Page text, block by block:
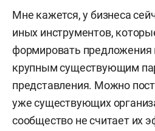
Мне кажется, у бизнеса
иных инструментов,
формировать предложения
крупным существующим
представления. Можно
уже существующих
сообщество не считает их